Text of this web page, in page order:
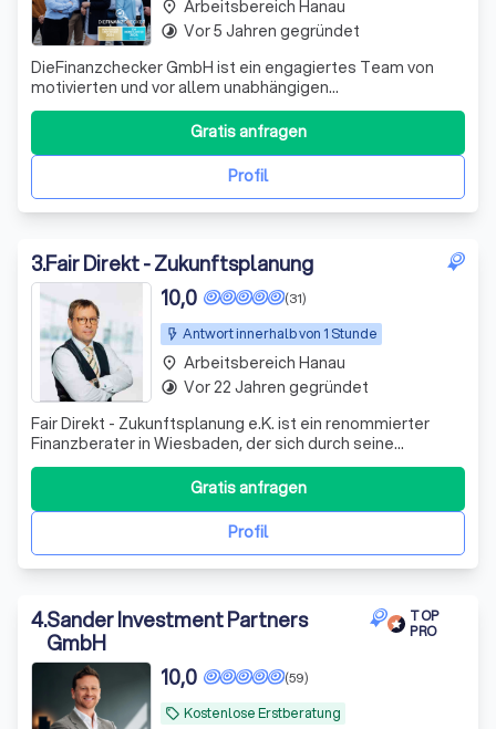
DieFinanzchecker GmbH ist ein engagiertes Team von
motivierten und vor allem unabhängigen
Finanz-/Versicherungsmaklern aus dem Münsterland. Seit
2012 bieten wir unseren Kunden individuelle und
zielorientierte Produkte an, wobei wir den Fokus auf
Transparenz und Verständlichkeit setzen. Wir sind uns
Profil
Gratis anfragen
place Arbeitsbereich Hanau
timelapse Vor 5 Jahren gegründet
3.Fair Direkt - Zukunftsplanung
Antwort innerhalb von 1 Stunde
(31)
10,0
Fair Direkt - Zukunftsplanung e.K. ist ein renommierter
Finanzberater in Wiesbaden, der sich durch seine
Expertise und sein Engagement für die Kunden
auszeichnet. Unter der Leitung von Oliver Bischof, einem
erfahrenen Betriebswirt für betriebliche
Altersversorgung, bietet Fair Direkt eine umfassende
Profil
Gratis anfragen
place Arbeitsbereich Hanau
timelapse Vor 22 Jahren gegründet
4.Sander Investment Partners
GmbH
TOP
PRO
local_offer Kostenlose Erstberatung
(59)
10,0